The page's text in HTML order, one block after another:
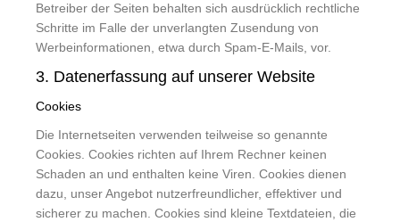
Betreiber der Seiten behalten sich ausdrücklich rechtliche
Schritte im Falle der unverlangten Zusendung von
Werbeinformationen, etwa durch Spam-E-Mails, vor.
3. Datenerfassung auf unserer Website
Cookies
Die Internetseiten verwenden teilweise so genannte
Cookies. Cookies richten auf Ihrem Rechner keinen
Schaden an und enthalten keine Viren. Cookies dienen
dazu, unser Angebot nutzerfreundlicher, effektiver und
sicherer zu machen. Cookies sind kleine Textdateien, die